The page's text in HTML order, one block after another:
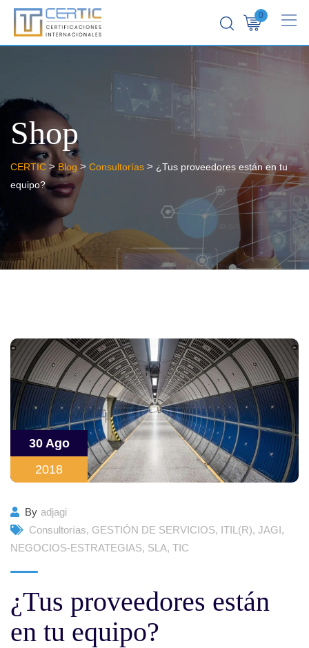
0
Shop
CERTIC >Blog > Consultorías > ¿Tus proveedores están en tu
equipo?
30 Ago
2018
By adjagi
Consultorías, GESTIÓN DE SERVICIOS, ITIL(R), JAGI,
NEGOCIOS-ESTRATEGIAS, SLA, TIC
¿Tus proveedores están
en tu equipo?